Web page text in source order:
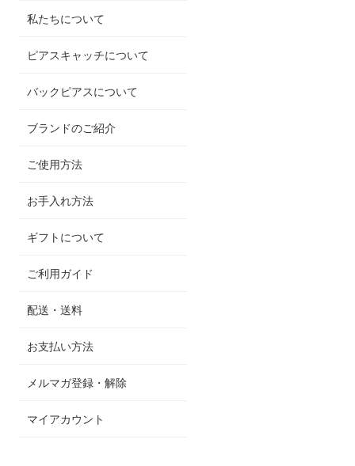
私たちについて
ピアスキャッチについて
バックピアスについて
ブランドのご紹介
ご使用方法
お手入れ方法
ギフトについて
ご利用ガイド
配送・送料
お支払い方法
メルマガ登録・解除
マイアカウント